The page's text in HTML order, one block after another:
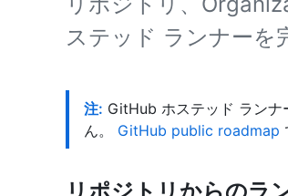
ステッド ランナーを
注: GitHub ホステッド ラン
ん。 GitHub public roadmap